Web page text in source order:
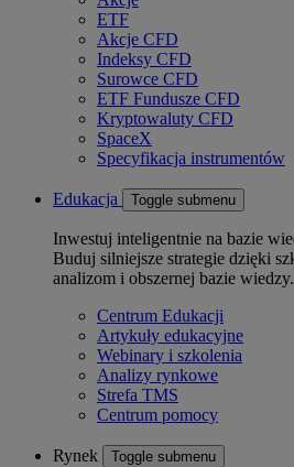
ETF
Akcje CFD
Indeksy CFD
Surowce CFD
ETF Fundusze CFD
Kryptowaluty CFD
SpaceX
Specyfikacja instrumentów
Edukacja Toggle submenu
Inwestuj inteligentnie na bazie
Buduj silniejsze strategie dzięki
analizom i obszernej bazie wiedzy.
Centrum Edukacji
Artykuły edukacyjne
Webinary i szkolenia
Analizy rynkowe
Strefa TMS
Centrum pomocy
Rynek Toggle submenu